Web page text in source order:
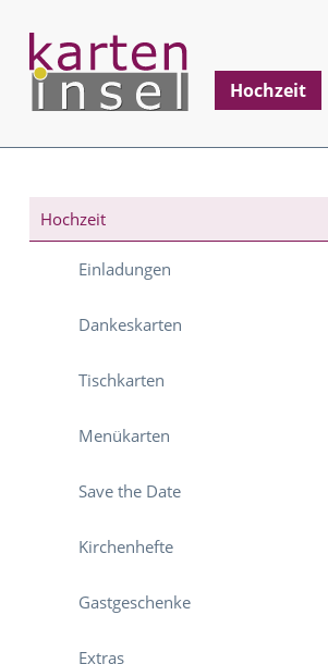
Hochzeit
Hochzeit
Einladungen
Dankeskarten
Tischkarten
Menükarten
Save the Date
Kirchenhefte
Gastgeschenke
Extras